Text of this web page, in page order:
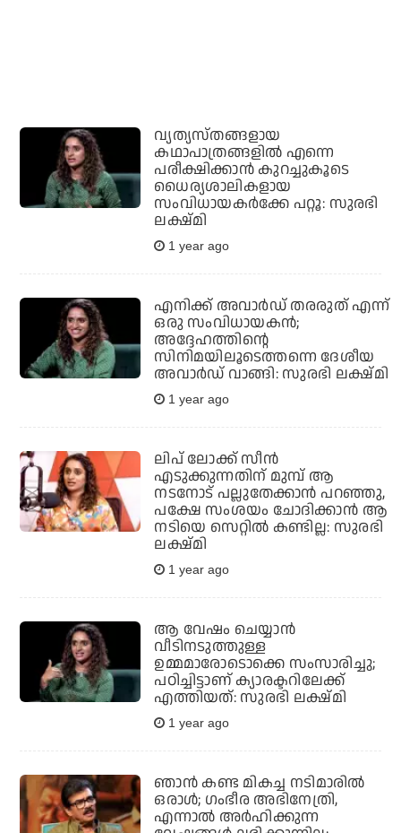
വ്യത്യസ്തങ്ങളായ
കഥാപാത്രങ്ങളില്‍ എന്നെ
പരീക്ഷിക്കാന്‍ കുറച്ചുകൂടെ
ധൈര്യശാലികളായ
സംവിധായകര്‍ക്കേ പറ്റൂ: സുരഭി
ലക്ഷ്മി
1 year ago
എനിക്ക് അവാർഡ് തരരുത് എന്ന്
ഒരു സംവിധായകൻ;
അദ്ദേഹത്തിൻ്റെ
സിനിമയിലൂടെത്തന്നെ ദേശീയ
അവാർഡ് വാങ്ങി: സുരഭി ലക്ഷ്മി
1 year ago
ലിപ് ലോക്ക് സീന്‍
എടുക്കുന്നതിന് മുമ്പ് ആ
നടനോട് പല്ലുതേക്കാന്‍ പറഞ്ഞു,
പക്ഷേ സംശയം ചോദിക്കാന്‍ ആ
നടിയെ സെറ്റില്‍ കണ്ടില്ല: സുരഭി
ലക്ഷ്മി
1 year ago
ആ വേഷം ചെയ്യാൻ
വീടിനടുത്തുള്ള
ഉമ്മമാരോടൊക്കെ സംസാരിച്ചു;
പഠിച്ചിട്ടാണ് ക്യാരക്ടറിലേക്ക്
എത്തിയത്: സുരഭി ലക്ഷ്മി
1 year ago
ഞാന്‍ കണ്ട മികച്ച നടിമാരില്‍
ഒരാള്‍; ഗംഭീര അഭിനേത്രി,
എന്നാല്‍ അര്‍ഹിക്കുന്ന